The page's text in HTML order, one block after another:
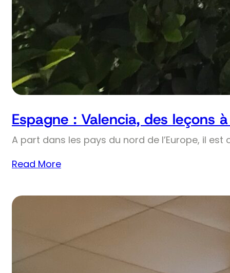
Espagne : Valencia, des leçons
A part dans les pays du nord de l’Europe, il est
Read More